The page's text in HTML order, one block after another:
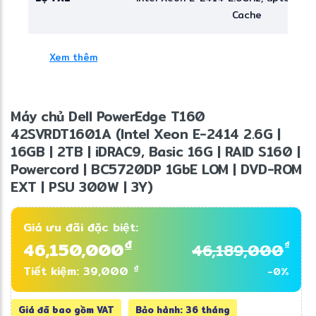
Cache
RAID hỗ trợ
Management iDRAC9, Basic 16G
Cạc mạng
1 x iDRAC Direct (Micro-AB
1 x USB 3.2 Gen1
Rear Ports
Xem thêm
Máy chủ Dell PowerEdge T160
42SVRDT1601A (Intel Xeon E-2414 2.6G |
16GB | 2TB | iDRAC9, Basic 16G | RAID S160 |
Powercord | BC5720DP 1GbE LOM | DVD-ROM
EXT | PSU 300W | 3Y)
Giá ưu đãi đặc biệt:
46,150,000đ 46,189,000đ
Tiết kiệm: 39,000 đ -0%
Giá đã bao gồm VAT Bảo hành: 36 tháng